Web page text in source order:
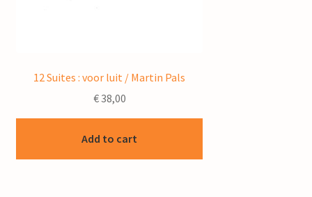
12 Suites : voor luit / Martin Pals
€38,00
Add to cart